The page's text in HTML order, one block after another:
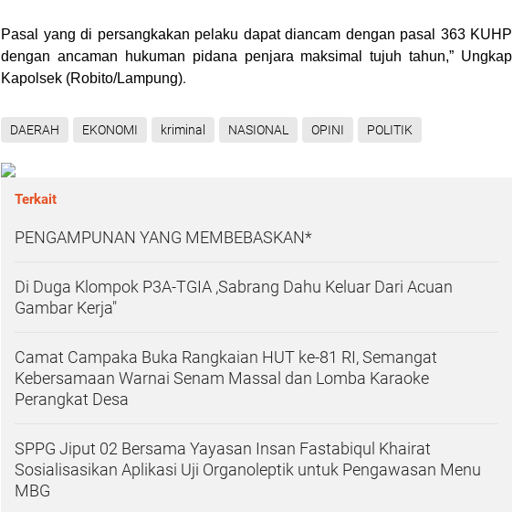
Pasal yang di persangkakan pelaku dapat diancam dengan pasal 363 KUHP
dengan ancaman hukuman pidana penjara maksimal tujuh tahun,” Ungkap
Kapolsek (Robito/Lampung).
DAERAH EKONOMI kriminal NASIONAL OPINI POLITIK
Terkait
PENGAMPUNAN YANG MEMBEBASKAN*
Di Duga Klompok P3A-TGIA ,Sabrang Dahu Keluar Dari Acuan
Gambar Kerja"
Camat Campaka Buka Rangkaian HUT ke-81 RI, Semangat
Kebersamaan Warnai Senam Massal dan Lomba Karaoke
Perangkat Desa
SPPG Jiput 02 Bersama Yayasan Insan Fastabiqul Khairat
Sosialisasikan Aplikasi Uji Organoleptik untuk Pengawasan Menu
MBG